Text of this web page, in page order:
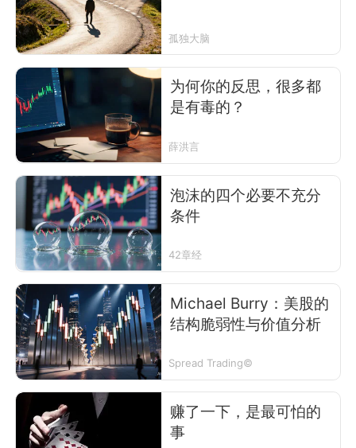
孤独大脑
为何你的反思，很多都
是有毒的？
薛洪言
泡沫的四个必要不充分
条件
42章经
Michael Burry：美股的
结构脆弱性与价值分析
Spread Trading©
赚了一下，是最可怕的
事